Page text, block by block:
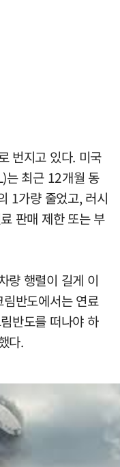
번지고 있다. 미국
는 최근 12개월 동
1가량 줄었고, 러시
판매 제한 또는 부
량 행렬이 길게 이
반도에서는 연료
반도를 떠나야 하
다.